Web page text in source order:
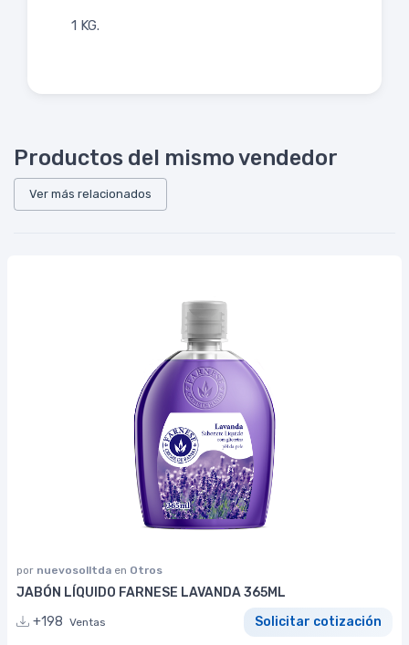
1 KG.
Productos del mismo vendedor
Ver más relacionados
por nuevosolltda en Otros
JABÓN LÍQUIDO FARNESE LAVANDA 365ML
+198 Ventas Solicitar cotización